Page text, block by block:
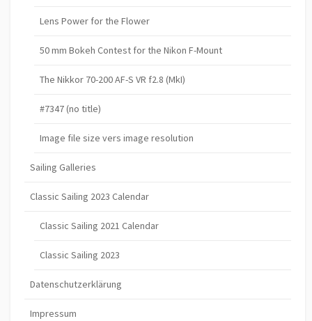
Lens Power for the Flower
50 mm Bokeh Contest for the Nikon F-Mount
The Nikkor 70-200 AF-S VR f2.8 (MkI)
#7347 (no title)
Image file size vers image resolution
Sailing Galleries
Classic Sailing 2023 Calendar
Classic Sailing 2021 Calendar
Classic Sailing 2023
Datenschutzerklärung
Impressum